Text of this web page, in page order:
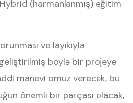
Hybrid (harmanlanmış) eğitim
ve layıkıyla
böyle bir projeye
manevi omuz verecek, bu
önemli bir parçası olacak,